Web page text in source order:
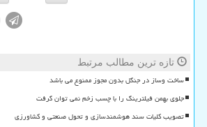
تازه ترین مطالب مرتبط
ساخت وساز در جنگل بدون مجوز ممنوع می باشد
جلوی بهمن فیلترینگ را با چسب زخم نمی توان گرفت
تصویب کلیات سند هوشمندسازی و تحول صنعتی و کشاورزی